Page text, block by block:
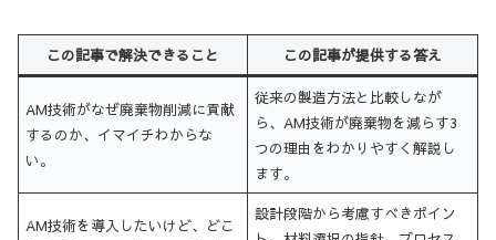
この記事で解決できること この記事が提供する答え
AM技術がなぜ廃棄物削減に貢献
するのか、イマイチわからな
い。
従来の製造方法と比較しなが
ら、AM技術が廃棄物を減らす3
つの理由をわかりやすく解説し
ます。
AM技術を導入したいけど、どこ
設計段階から考慮すべきポイン